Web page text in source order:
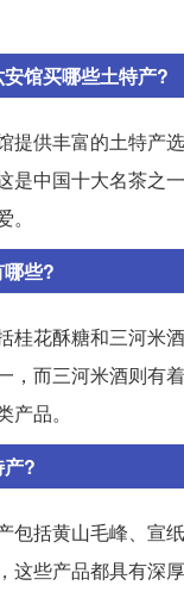
馆买哪些土特产?
提供丰富的土特产
是中国十大名茶之
些?
桂花酥糖和三河米
，而三河米酒则有
品。
?
包括黄山毛峰、宣
这些产品都具有深